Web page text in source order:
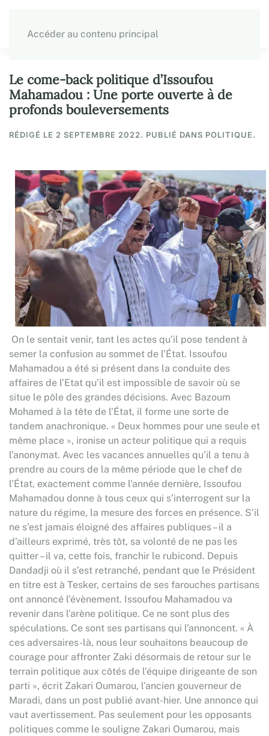
Accéder au contenu principal
Le come-back politique d’Issoufou
Mahamadou : Une porte ouverte à de
profonds bouleversements
RÉDIGÉ LE 2 SEPTEMBRE 2022. PUBLIÉ DANS POLITIQUE.
On le sentait venir, tant les actes qu’il pose tendent à
semer la confusion au sommet de l’État. Issoufou
Mahamadou a été si présent dans la conduite des
affaires de l’Etat qu’il est impossible de savoir où se
situe le pôle des grandes décisions. Avec Bazoum
Mohamed à la tête de l’État, il forme une sorte de
tandem anachronique. « Deux hommes pour une seule et
même place », ironise un acteur politique qui a requis
l’anonymat. Avec les vacances annuelles qu’il a tenu à
prendre au cours de la même période que le chef de
l’État, exactement comme l’année dernière, Issoufou
Mahamadou donne à tous ceux qui s’interrogent sur la
nature du régime, la mesure des forces en présence. S’il
ne s’est jamais éloigné des affaires publiques – il a
d’ailleurs exprimé, très tôt, sa volonté de ne pas les
quitter – il va, cette fois, franchir le rubicond. Depuis
Dandadji où il s’est retranché, pendant que le Président
en titre est à Tesker, certains de ses farouches partisans
ont annoncé l’évènement. Issoufou Mahamadou va
revenir dans l’arène politique. Ce ne sont plus des
spéculations. Ce sont ses partisans qui l’annoncent. « À
ces adversaires-là, nous leur souhaitons beaucoup de
courage pour affronter Zaki désormais de retour sur le
terrain politique aux côtés de l’équipe dirigeante de son
parti », écrit Zakari Oumarou, l’ancien gouverneur de
Maradi, dans un post publié avant-hier. Une annonce qui
vaut avertissement. Pas seulement pour les opposants
politiques comme le souligne Zakari Oumarou, mais